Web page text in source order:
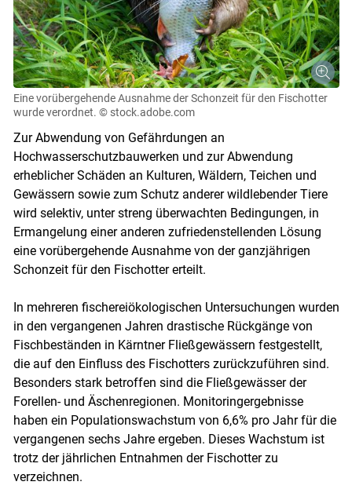
Skip to main content
Eine vorübergehende Ausnahme der Schonzeit für den Fischotter
wurde verordnet. © stock.adobe.com
Zur Abwendung von Gefährdungen an
Hochwasserschutzbauwerken und zur Abwendung
erheblicher Schäden an Kulturen, Wäldern, Teichen und
Gewässern sowie zum Schutz anderer wildlebender Tiere
wird selektiv, unter streng überwachten Bedingungen, in
Ermangelung einer anderen zufriedenstellenden Lösung
eine vorübergehende Ausnahme von der ganzjährigen
Schonzeit für den Fischotter erteilt.
In mehreren fischereiökologischen Untersuchungen wurden
in den vergangenen Jahren drastische Rückgänge von
Fischbeständen in Kärntner Fließgewässern festgestellt,
die auf den Einfluss des Fischotters zurückzuführen sind.
Besonders stark betroffen sind die Fließgewässer der
Forellen- und Äschenregionen. Monitoringergebnisse
haben ein Populationswachstum von 6,6% pro Jahr für die
vergangenen sechs Jahre ergeben. Dieses Wachstum ist
trotz der jährlichen Entnahmen der Fischotter zu
verzeichnen.